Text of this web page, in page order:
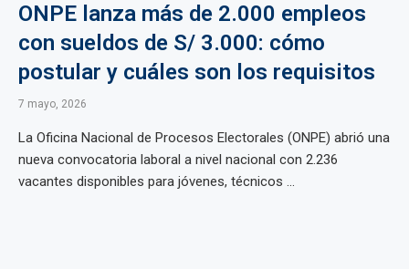
ONPE lanza más de 2.000 empleos
con sueldos de S/ 3.000: cómo
postular y cuáles son los requisitos
7 mayo, 2026
La Oficina Nacional de Procesos Electorales (ONPE) abrió una
nueva convocatoria laboral a nivel nacional con 2.236
vacantes disponibles para jóvenes, técnicos ...